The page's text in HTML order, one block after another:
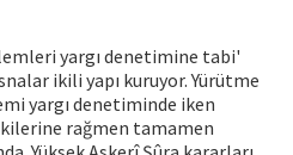
yargı denetimine tabi'
ikili yapı kuruyor. Yürütme
yargı denetiminde iken
rağmen tamamen